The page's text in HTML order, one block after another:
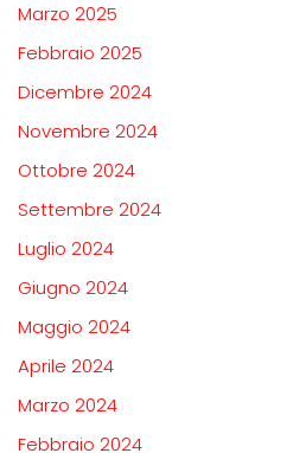
Marzo 2025
Febbraio 2025
Dicembre 2024
Novembre 2024
Ottobre 2024
Settembre 2024
Luglio 2024
Giugno 2024
Maggio 2024
Aprile 2024
Marzo 2024
Febbraio 2024